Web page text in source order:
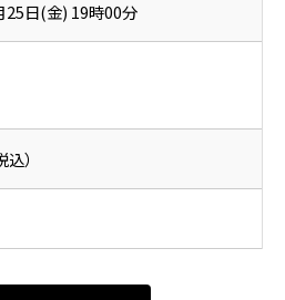
25日(金) 19時00分
）